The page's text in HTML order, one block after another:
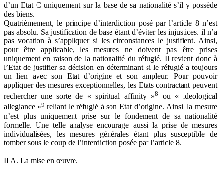
d’un Etat C uniquement sur la base de sa nationalité s’il y possède
des biens.
Quatrièmement, le principe d’interdiction posé par l’article 8 n’est
pas absolu. Sa justification de base étant d’éviter les injustices, il n’a
pas vocation à s’appliquer si les circonstances le justifient. Ainsi,
pour être applicable, les mesures ne doivent pas être prises
uniquement en raison de la nationalité du réfugié. Il revient donc à
l’Etat de justifier sa décision en déterminant si le réfugié a toujours
un lien avec son Etat d’origine et son ampleur. Pour pouvoir
appliquer des mesures exceptionnelles, les Etats contractant peuvent
rechercher une sorte de « spiritual affinity »8
ou « ideological
allegiance »9 reliant le réfugié à son Etat d’origine. Ainsi, la mesure
n’est plus uniquement prise sur le fondement de sa nationalité
formelle. Une telle analyse encourage aussi la prise de mesures
individualisées, les mesures générales étant plus susceptible de
tomber sous le coup de l’interdiction posée par l’article 8.
II A. La mise en œuvre.